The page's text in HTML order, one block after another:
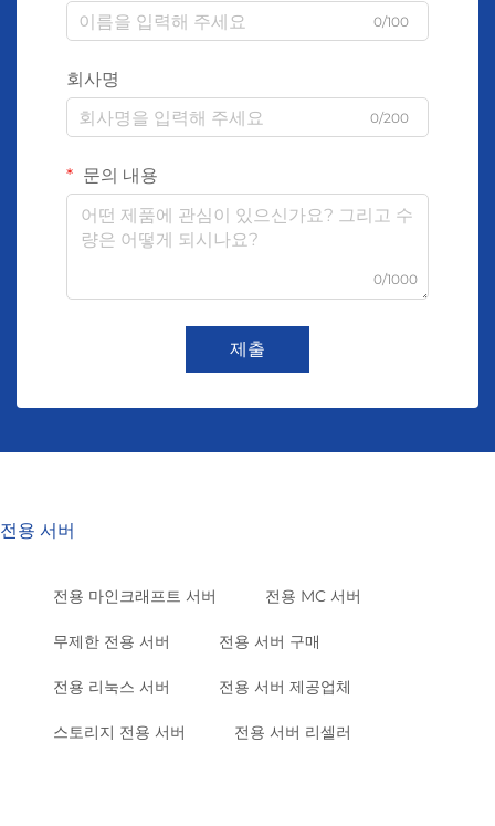
0/100
회사명
0/200
문의 내용
0/1000
제출
전용 서버
전용 마인크래프트 서버 전용 MC 서버
무제한 전용 서버 전용 서버 구매
전용 리눅스 서버 전용 서버 제공업체
스토리지 전용 서버 전용 서버 리셀러